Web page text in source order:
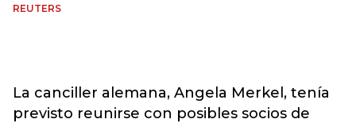
REUTERS
La canciller alemana, Angela Merkel, tenía
previsto reunirse con posibles socios de